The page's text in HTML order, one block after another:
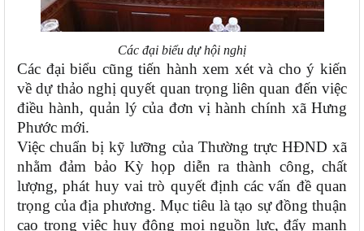
Các đại biểu dự hội nghị
Các đại biểu cũng tiến hành xem xét và cho ý kiến
vềdự thảo nghị quyết quan trọng liên quan đến việc
điều hành, quản lý của đơn vị hành chính xã Hưng
Phước mới.
Việc chuẩn bị kỹ lưỡng của Thường trực HĐND xã
nhằm đảm bảo Kỳ họp diễn ra thành công, chất
lượng, phát huy vai trò quyết định các vấn đề quan
trọng của địa phương. Mục tiêu là tạo sự đồng thuận
cao trong việc huy động mọi nguồn lực,đẩy mạnh